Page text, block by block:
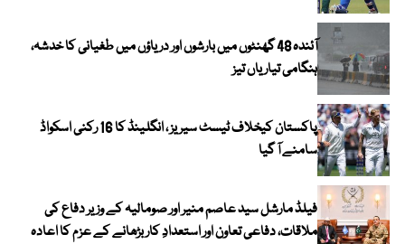
آئندہ 48 گھنٹوں میں بارشوں اور دریاؤں میں طغیانی کا خدشہ،
ہنگامی تیاریاں تیز
پاکستان کیخلاف ٹیسٹ سیریز ، انگلینڈ کا 16 رکنی اسکواڈ
سامنے آ گیا
فیلڈ مارشل سید عاصم منیر اور صومالیہ کے وزیر دفاع کی
ملاقات، دفاعی تعاون اور استعدادِ کار بڑھانے کے عزم کا اعادہ